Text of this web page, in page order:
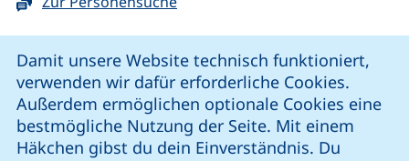
Damit unsere Website technisch funktioniert,
verwenden wir dafür erforderliche Cookies.
Außerdem ermöglichen optionale Cookies eine
bestmögliche Nutzung der Seite. Mit einem
Häkchen gibst du dein Einverständnis. Du
unsere Facebook-Seite (externer Link, öffnet neues
unsere LinkedIn-Seite (externer Link, öffnet
unsere Instagram-Seite (externer Link,
unsere YouTube-Seite (externer